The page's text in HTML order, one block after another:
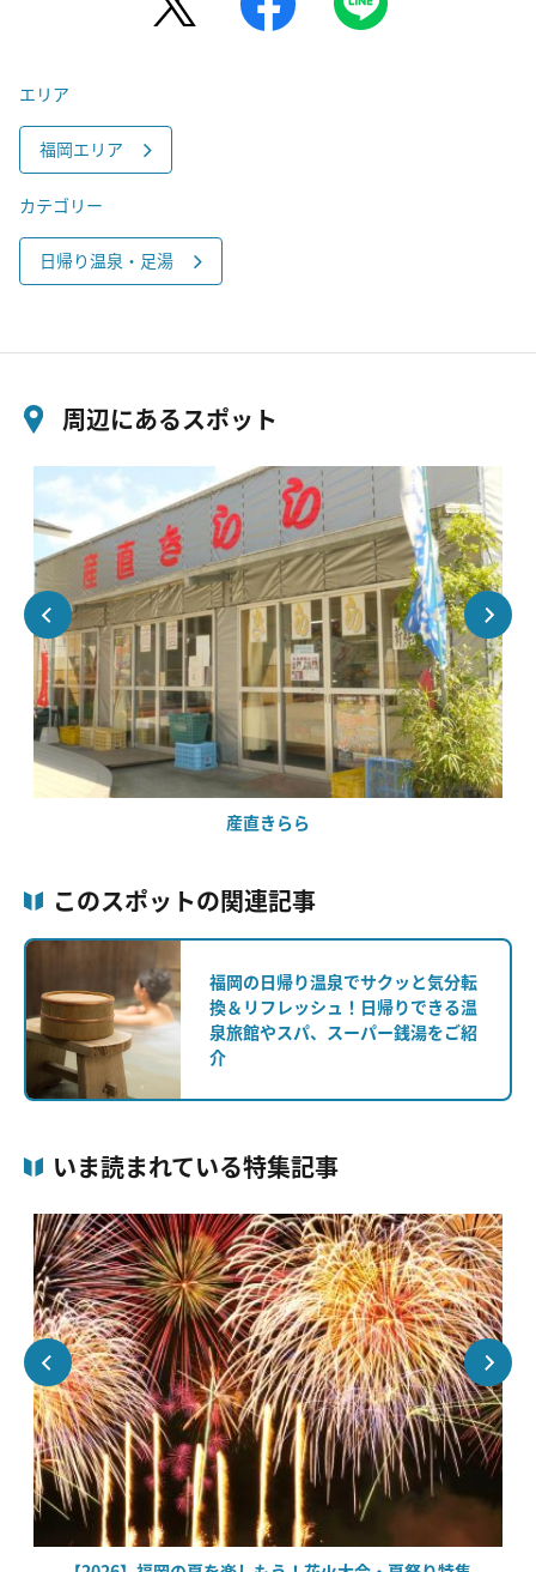
エリア
福岡エリア
カテゴリー
日帰り温泉・足湯
周辺にあるスポット
産直きらら
このスポットの関連記事
福岡の日帰り温泉でサクッと気分転
換＆リフレッシュ！日帰りできる温
泉旅館やスパ、スーパー銭湯をご紹
介
いま読まれている特集記事